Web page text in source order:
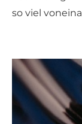
so viel